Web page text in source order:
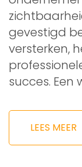
gevestigd
versterken,
succes.
LEES MEER